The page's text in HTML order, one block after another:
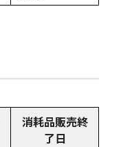
消耗品販売終
了日